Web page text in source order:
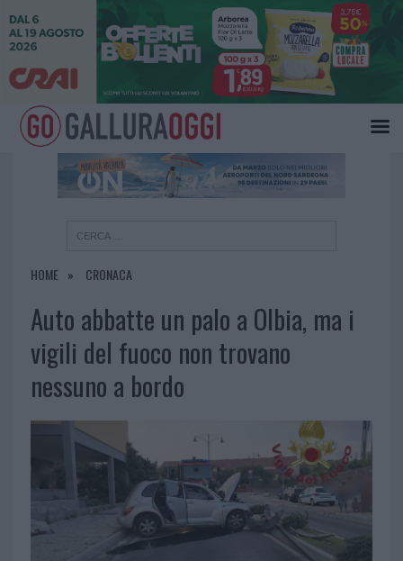
HOME CRONACA
Auto abbatte un palo a Olbia, ma i
vigili del fuoco non trovano
nessuno a bordo
×